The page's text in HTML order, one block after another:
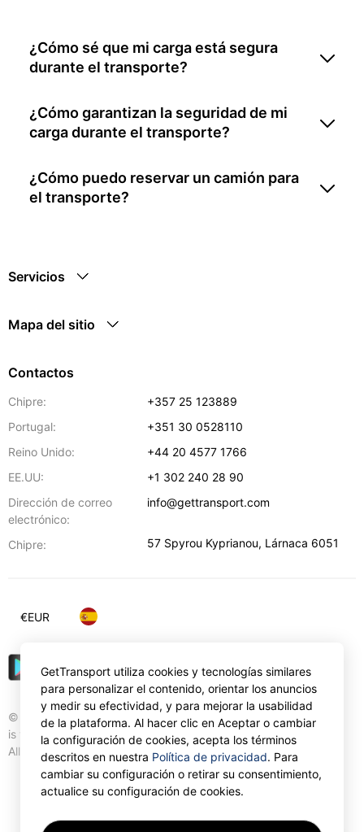
¿Cómo sé que mi carga está segura
durante el transporte?
¿Cómo garantizan la seguridad de mi
carga durante el transporte?
¿Cómo puedo reservar un camión para
el transporte?
Servicios
Mapa del sitio
Contactos
Chipre:
+357 25 123889
Portugal:
+351 30 0528110
Reino Unido:
+44 20 4577 1766
EE.UU:
+1 302 240 28 90
Dirección de correo
electrónico:
info@gettransport.com
Chipre: 57 Spyrou Kyprianou, Lárnaca 6051
© Gettransport International Limited. GetTransport®
is trademark of Gettransport International Limited.
All rights reserved.
€EUR
GetTransport utiliza cookies y tecnologías similares
para personalizar el contenido, orientar los anuncios
y medir su efectividad, y para mejorar la usabilidad
de la plataforma. Al hacer clic en Aceptar o cambiar
la configuración de cookies, acepta los términos
descritos en nuestra Política de privacidad. Para
cambiar su configuración o retirar su consentimiento,
actualice su configuración de cookies.